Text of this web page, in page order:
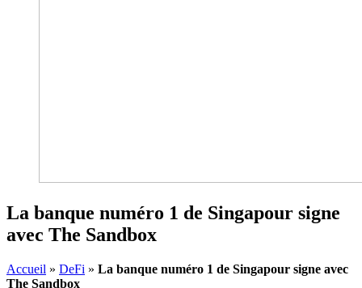
La banque numéro 1 de Singapour signe
avec The Sandbox
Accueil » DeFi » La banque numéro 1 de Singapour signe avec
The Sandbox